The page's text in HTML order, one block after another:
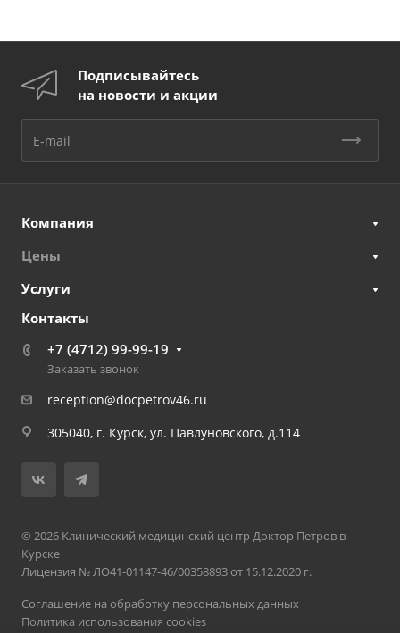
Подписывайтесь
на новости и акции
Компания
Цены
Услуги
Контакты
+7 (4712) 99-99-19
Заказать звонок
reception@docpetrov46.ru
305040, г. Курск, ул. Павлуновского, д.114
© 2026 Клинический медицинский центр Доктор Петров в
Курске
Лицензия № ЛО41-01147-46/00358893 от 15.12.2020 г.
Соглашение на обработку персональных данных
Политика использования cookies